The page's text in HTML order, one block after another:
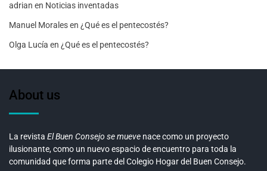
adrian en Noticias inventadas
Manuel Moralesen ¿Qué es el pentecostés?
Olga Lucía en ¿Qué es el pentecostés?
About us
La revista El Buen Consejo se mueve nace como un proyecto
ilusionante, como un nuevo espacio de encuentro para toda la
comunidad que forma parte del Colegio Hogar del Buen Consejo.